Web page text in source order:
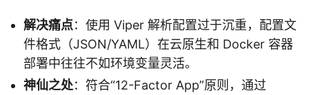
解决痛点：使用 Viper 解析配置过于沉重，配置文
件格式（JSON/YAML）在云原生和 Docker 容器
部署中往往不如环境变量灵活。
神仙之处：符合“12-Factor App”原则，通过